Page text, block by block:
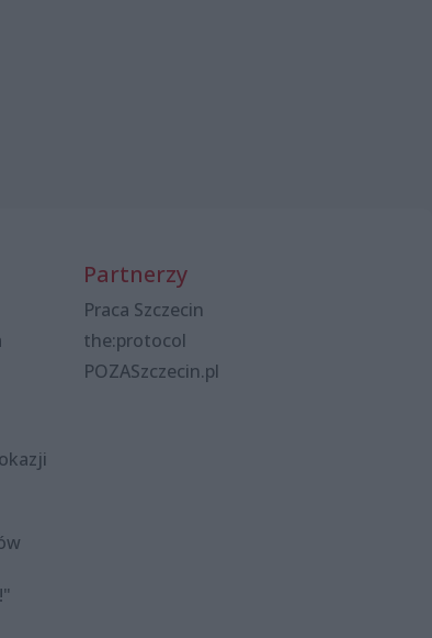
Partnerzy
Praca Szczecin
the:protocol
POZASzczecin.pl